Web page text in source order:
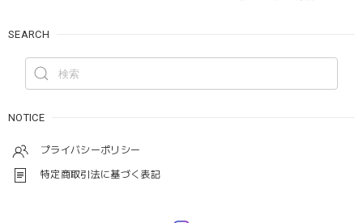
SEARCH
NOTICE
プライバシーポリシー
特定商取引法に基づく表記